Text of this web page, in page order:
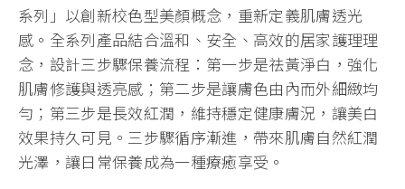
系列」 以創新校色型美顏概念，重新定義肌膚透光
感。全系列產品結合溫和 、安全、高效的居家護理理
念，設計三步驟保養流程： 第一步是祛黃淨白，強化
肌膚修護與透亮感；第二步是讓膚色由內而外細緻均
勻；第三步是長效紅潤，維持穩定健康膚況，讓美白
效果持久可見。三步驟循序漸進，帶來肌膚自然紅潤
光澤，讓日常保養成為一種療癒享受。